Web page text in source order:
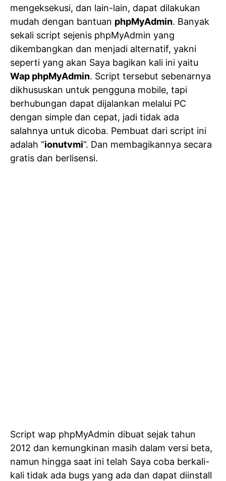
mengeksekusi, dan lain-lain, dapat dilakukan
mudah dengan bantuan phpMyAdmin. Banyak
sekali script sejenis phpMyAdmin yang
dikembangkan dan menjadi alternatif, yakni
seperti yang akan Saya bagikan kali ini yaitu
Wap phpMyAdmin. Script tersebut sebenarnya
dikhususkan untuk pengguna mobile, tapi
berhubungan dapat dijalankan melalui PC
dengan simple dan cepat, jadi tidak ada
salahnya untuk dicoba. Pembuat dari script ini
adalah “ionutvmi“. Dan membagikannya secara
gratis dan berlisensi.
Script wap phpMyAdmin dibuat sejak tahun
2012 dan kemungkinan masih dalam versi beta,
namun hingga saat ini telah Saya coba berkali-
kali tidak ada bugs yang ada dan dapat diinstall